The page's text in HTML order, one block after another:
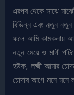
এরপর থেকে মাঝে
বিভিন্ন এবং নতুন নতুন
ফলে আমি কামকলায়
নতুন মেয়ে ও মাগী
হউক, লক্ষ্মী আমার
চোদার আগে মনে মনে